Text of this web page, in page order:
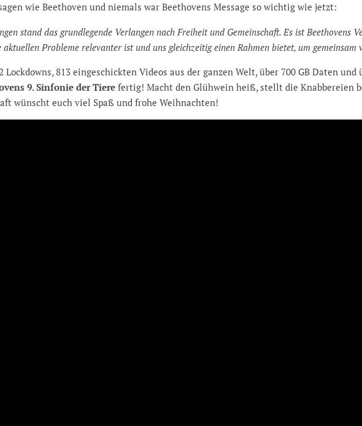
wie Beethoven und niemals war Beethovens Message so wichtig wie jetzt:
stand das grundlegende Verlangen nach Freiheit und Gemeinschaft. Es ist Beethovens
Probleme relevanter ist und uns gleichzeitig einen Rahmen bietet, um gemeinsam
813 eingeschickten Videos aus der ganzen Welt, über 700 GB Daten und
9. Sinfonie der Tierefertig! Macht den Glühwein heiß, stellt die Knabbereien
wünscht euch viel Spaß und frohe Weihnachten!